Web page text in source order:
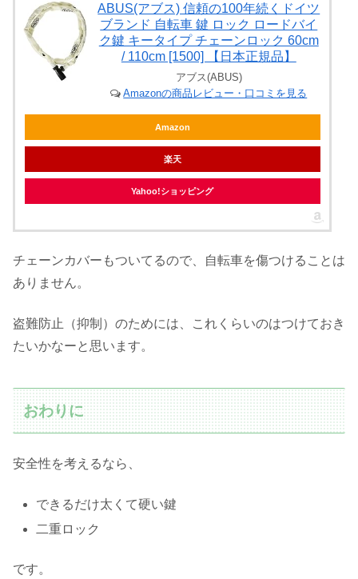
ABUS(アブス) 信頼の100年続くドイツ
ブランド 自転車 鍵 ロック ロードバイ
ク鍵 キータイプ チェーンロック 60cm
/ 110cm [1500] 【日本正規品】
アブス(ABUS)
Amazonの商品レビュー・口コミを見る
Amazon
楽天
Yahoo!ショッピング
チェーンカバーもついてるので、自転車を傷つけることは
ありません。
盗難防止（抑制）のためには、これくらいのはつけておき
たいかなーと思います。
おわりに
安全性を考えるなら、
できるだけ太くて硬い鍵
二重ロック
です。